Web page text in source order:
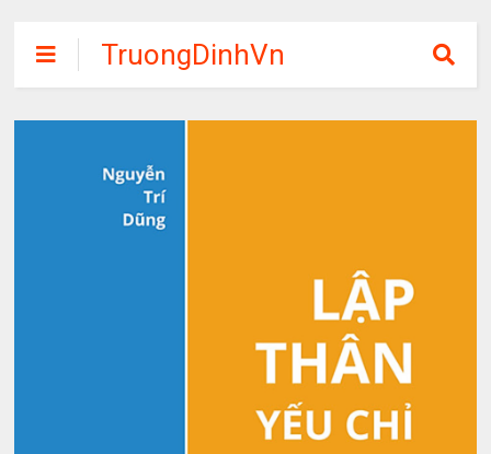
TruongDinhVn
Chia sẽ ebook,
các khóa học,
tập miễn phí